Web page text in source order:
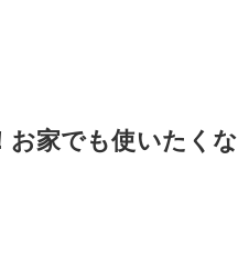
家でも使いたくな